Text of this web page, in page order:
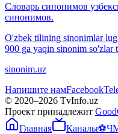
Словарь синонимов
синонимов.
O'zbek tilining sinonimlar
900 ga yaqin sinonim so'zlar
sinonim.uz
Напишите намFacebook
© 2020–2026 TvInfo.uz
Проект принадлежит
Главная
Каналы⚽